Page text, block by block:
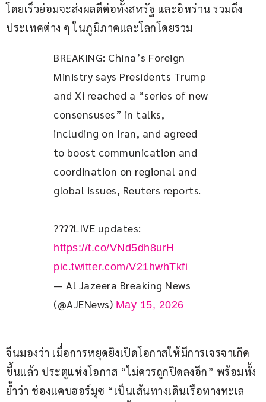
โดยเร็วย่อมจะส่งผลดีต่อทั้งสหรัฐ และอิหร่าน รวมถึง
ประเทศต่าง ๆ ในภูมิภาคและโลกโดยรวม
BREAKING: China’s Foreign
Ministry says Presidents Trump
and Xi reached a “series of new
consensuses” in talks,
including on Iran, and agreed
to boost communication and
coordination on regional and
global issues, Reuters reports.
????LIVE updates:
https://t.co/VNd5dh8urH
pic.twitter.com/V21hwhTkfi
— Al Jazeera Breaking News
(@AJENews) May 15, 2026
จีนมองว่า เมื่อการหยุดยิงเปิดโอกาสให้มีการเจรจาเกิด
ขึ้นแล้ว ประตูแห่งโอกาส “ไม่ควรถูกปิดลงอีก” พร้อมทั้ง
ย้ำว่า ช่องแคบฮอร์มุซ “เป็นเส้นทางเดินเรือทางทะเล